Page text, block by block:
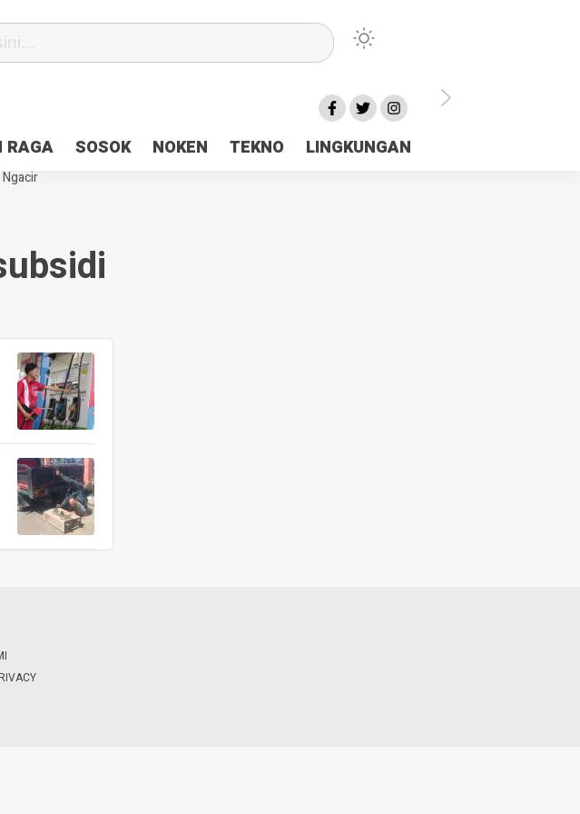
RAGA SOSOK NOKEN TEKNO LINGKUNGAN
Sejuk Polri di Deklarasi Pemilu Ceria Tanah Papua
Cair 10 Persen, Deposit Kas Daerah Rp23 Miliar Disorot